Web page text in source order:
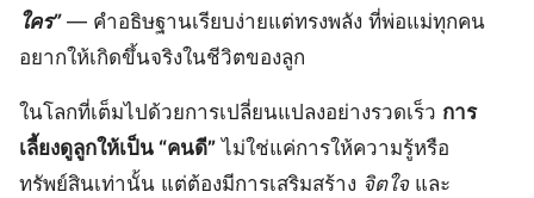
ใคร”— คำอธิษฐานเรียบง่ายแต่ทรงพลัง ที่พ่อแม่ทุกคน
อยากให้เกิดขึ้นจริงในชีวิตของลูก
ในโลกที่เต็มไปด้วยการเปลี่ยนแปลงอย่างรวดเร็ว การ
เลี้ยงดูลูกให้เป็น “คนดี” ไม่ใช่แค่การให้ความรู้หรือ
ทรัพย์สินเท่านั้น แต่ต้องมีการเสริมสร้าง จิตใจและ